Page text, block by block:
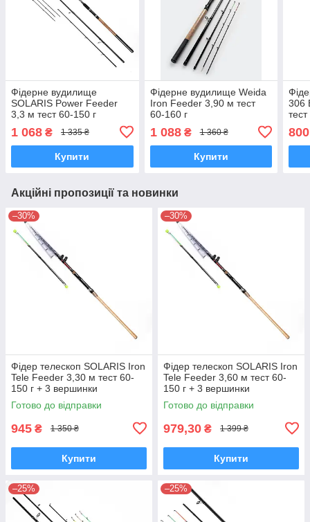
Фідерне вудилище
SOLARIS Power Feeder
3,3 м тест 60-150 г
1 068 ₴ 1 335 ₴
Купити
Фідерне вудилище Weida
Iron Feeder 3,90 м тест
60-160 г
1 088₴ 1 360 ₴
Купити
306
800
Акційні пропозиції та новинки
–30%
Фідер телескоп SOLARIS Iron
Tele Feeder 3,30 м тест 60-
150 г + 3 вершинки
Готово до відправки
945 ₴ 1 350 ₴
Купити
–30%
Фідер телескоп SOLARIS Iron
Tele Feeder 3,60 м тест 60-
150 г + 3 вершинки
Готово до відправки
979,30 ₴ 1 399 ₴
Купити
–25% –25%